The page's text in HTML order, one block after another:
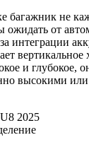
багажник не
от
интеграции
вертикальное
и глубокое,
высокими